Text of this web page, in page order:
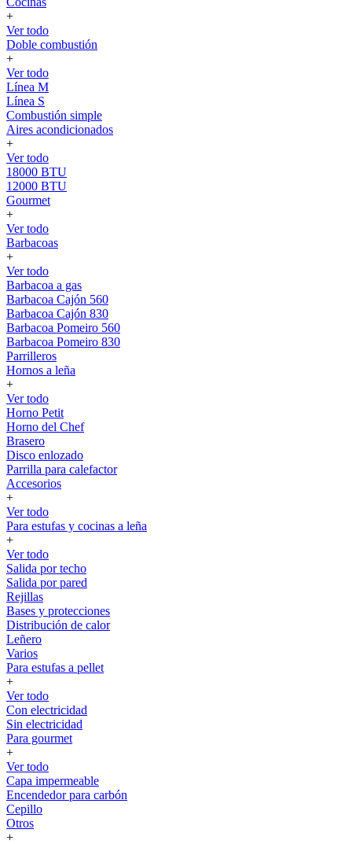
+
Ver todo
Doble combustión
+
Ver todo
Línea M
Línea S
Combustión simple
Aires acondicionados
+
Ver todo
18000 BTU
12000 BTU
Gourmet
+
Ver todo
Barbacoas
+
Ver todo
Barbacoa a gas
Barbacoa Cajón 560
Barbacoa Cajón 830
Barbacoa Pomeiro 560
Barbacoa Pomeiro 830
Parrilleros
Hornos a leña
+
Ver todo
Horno Petit
Horno del Chef
Brasero
Disco enlozado
Parrilla para calefactor
Accesorios
+
Ver todo
Para estufas y cocinas a leña
+
Ver todo
Salida por techo
Salida por pared
Rejillas
Bases y protecciones
Distribución de calor
Leñero
Varios
Para estufas a pellet
+
Ver todo
Con electricidad
Sin electricidad
Para gourmet
+
Ver todo
Capa impermeable
Encendedor para carbón
Cepillo
Otros
+